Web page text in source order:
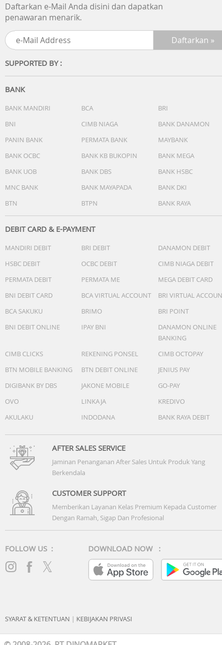
Daftarkan e-Mail Anda disini dan dapatkan
penawaran menarik.
SUPPORTED BY :
BANK
BANK MANDIRI BCA
BRI
BNI
CIMB NIAGA
BANK DANAMON
PANIN BANK
PERMATA BANK
MAYBANK
BANK OCBC
BANK KB BUKOPIN
BANK MEGA
BANK UOB
BANK DBS
BANK HSBC
MNC BANK
BANK MAYAPADA
BANK DKI
BTN
BTPN BANK RAYA
DEBIT CARD & E-PAYMENT
MANDIRI DEBIT BRI DEBIT
DANAMON DEBIT
HSBC DEBIT
OCBC DEBIT
CIMB NIAGA DEBIT
PERMATA DEBIT
PERMATA ME
MEGA DEBIT CARD
BNI DEBIT CARD
BCA VIRTUAL ACCOUNT
BRI VIRTUAL
BCA SAKUKU
BRIMO
BRI POINT
BNI DEBIT ONLINE
IPAY BNI
DANAMON ONLINE
BANKING
CIMB CLICKS
REKENING PONSEL
CIMB OCTOPAY
BTN MOBILE BANKING
BTN DEBIT ONLINE
JENIUS PAY
DIGIBANK BY DBS
JAKONE MOBILE
GO-PAY
OVO
LINKAJA
KREDIVO
AKULAKU
INDODANA BANK RAYA DEBIT
AFTER SALES SERVICE
Jaminan Penanganan After Sales Untuk Produk Yang
Berkendala
CUSTOMER SUPPORT
Memberikan Layanan Kelas Premium Kepada Customer
Dengan Ramah, Sigap Dan Profesional
FOLLOW US : DOWNLOAD NOW :
SYARAT & KETENTUAN | KEBIJAKAN PRIVASI